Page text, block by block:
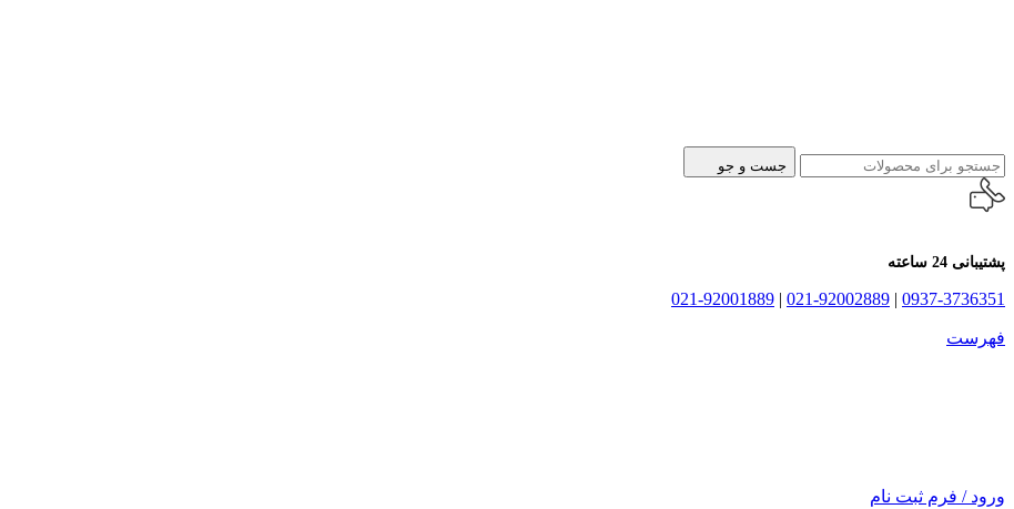
جست و جو
پشتیبانی 24 ساعته
0937-3736351
|
021-92002889
|
021-92001889
فهرست
ورود / فرم ثبت نام